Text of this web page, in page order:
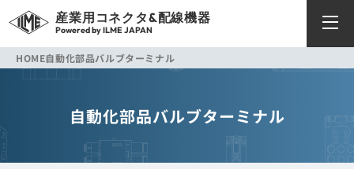
産業用コネクタ&配線機器
Powered by ILME JAPAN
HOME自動化部品バルブターミナル
自動化部品バルブターミナル